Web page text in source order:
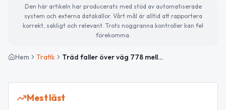
Den här artikeln har producerats med stöd av automatiserade
system och externa datakällor. Vårt mål är alltid att rapportera
korrekt, sakligt och relevant. Trots noggranna kontroller kan fel
förekomma.
Hem Trafik Träd faller över väg 778 mellan Skärmarbo och Konradslund – händelsen avslutad
Mest läst